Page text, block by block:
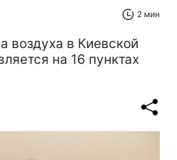
2 мин
воздуха в Киевской
на 16 пунктах